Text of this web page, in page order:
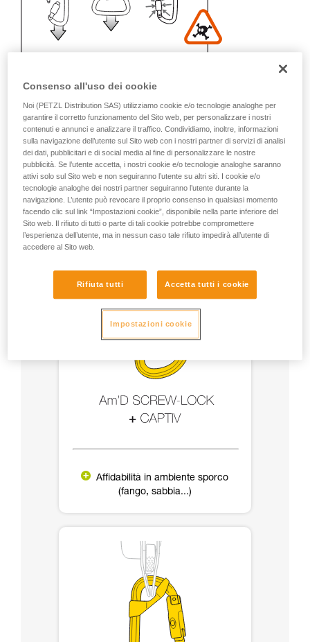
Raccomandazione per moschettone
e accessori
- Utilizzare un moschettone Am’D e una barretta
CAPTIV.
- Scegliere il tipo di bloccaggio in base all'utilizzo.
Affidabilità in ambiente sporco
(fango, sabbia...)
Consenso all'uso dei cookie
Noi (PETZL Distribution SAS) utilizziamo cookie e/o tecnologie analoghe per
garantire il corretto funzionamento del Sito web, per personalizzare i nostri
contenuti e annunci e analizzare il traffico. Condividiamo, inoltre, informazioni
sulla navigazione dell’utente sul Sito web con i nostri partner di servizi di analisi
dei dati, pubblicitari e di social media al fine di personalizzare le nostre
pubblicità. Se l’utente accetta, i nostri cookie e/o tecnologie analoghe saranno
attivi solo sul Sito web e non seguiranno l’utente su altri siti. I cookie e/o
tecnologie analoghe dei nostri partner seguiranno l’utente durante la
navigazione. L’utente può revocare il proprio consenso in qualsiasi momento
facendo clic sul link “Impostazioni cookie”, disponibile nella parte inferiore del
Sito web. Il rifiuto di tutti o parte di tali cookie potrebbe compromettere
l’esperienza dell’utente, ma in nessun caso tale rifiuto impedirà all’utente di
accedere al Sito web.
Rifiuta tutti Accetta tutti i cookie
Impostazioni cookie